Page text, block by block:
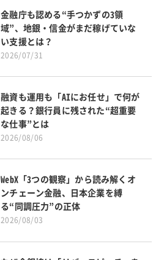
金融庁も認める“手つかずの3領
域”、地銀・信金がまだ稼げていな
い支援とは？
2026/07/31
融資も運用も「AIにお任せ」で何が
起きる？銀行員に残された“超重要
な仕事”とは
2026/08/06
WebX「3つの観察」から読み解くオ
ンチェーン金融、日本企業を縛
る“同調圧力”の正体
2026/08/03